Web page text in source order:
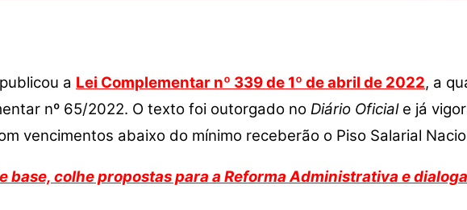
a Lei Complementar nº 339 de 1º de abril de 2022, a
nº 65/2022. O texto foi outorgado no Diário Oficiale já
vencimentos abaixo do mínimo receberão o Piso Salarial
base, colhe propostas para a Reforma Administrativa e